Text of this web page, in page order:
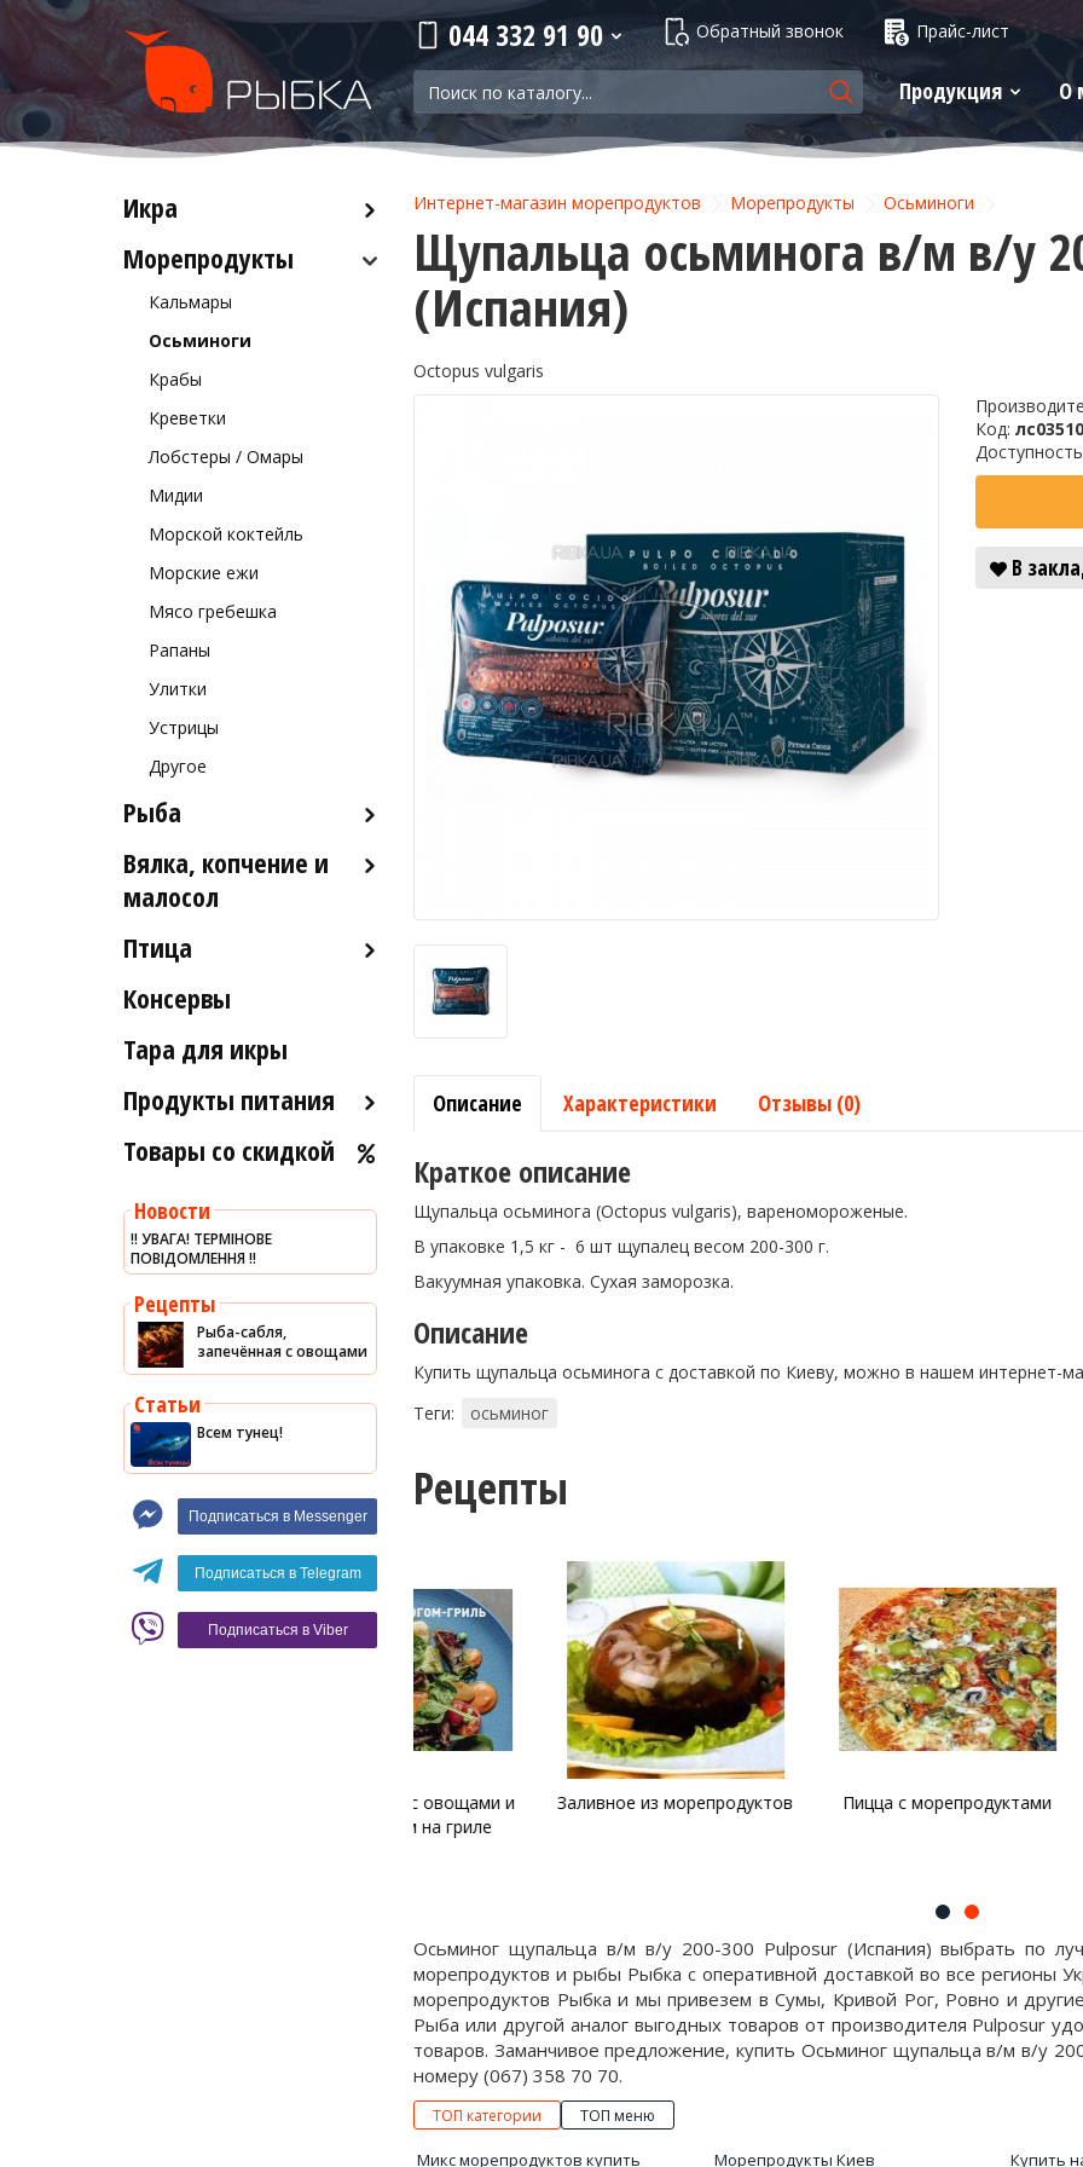
044 332 91 90 Обратный звонок Прайс-лист
Продукция О
Икра
Красная икра
Морепродукты
Кальмары
Осьминоги
Крабы
Креветки
Лобстеры / Омары
Мидии
Морской коктейль
Морские ежи
Мясо гребешка
Рапаны
Улитки
Устрицы
Другое
Рыба
Рыба деликатесных сортов
Рыба столовых сортов
Вялка, копчение и
малосол
Икра вяленая
Рыба слабосоленая
Рыба холодного и
Птица
Индейка
Консервы
Тара для икры
Продукты питания
Оливковое масло
Уксус
Сыры
Соусы
Сладости
Рис
Оливки
Мясные изделия
Вино
Белое вино
Красное вино
Кофе
Blaser
Товары со скидкой
Новости
‼️ УВАГА! ТЕРМІНОВЕ
ПОВІДОМЛЕННЯ ‼️
Рецепты
Рыба-сабля,
запечённая с овощами
Статьи
Всем тунец!
Подписаться в Messenger
Подписаться в Telegram
Подписаться в Viber
Интернет-магазин морепродуктов Морепродукты Осьминоги
Щупальца осьминога в/м в/у
(Испания)
Octopus vulgaris
Код: лс03510
В
Описание Характеристики Отзывы (0)
Краткое описание
Щупальца осьминога (Octopus vulgaris), вареномороженые.
В упаковке 1,5 кг - 6 шт щупалец весом 200-300 г.
Вакуумная упаковка. Сухая заморозка.
Описание
Купить щупальца осьминога с доставкой по Киеву, можно в нашем интернет-
Теги:
осьминог
Рецепты
Заливное из морепродуктов Пицца с морепродуктами Салат
Осьминог щупальца в/м в/у 200-300 Pulposur (Испания) выбрать по
морепродуктов и рыбы Рыбка с оперативной доставкой во все регионы
морепродуктов Рыбка и мы привезем в Сумы, Кривой Рог, Ровно и
Рыба или другой аналог выгодных товаров от производителя Pulposur
товаров. Заманчивое предложение, купить Осьминог щупальца в/м в/у
номеру (067) 358 70 70.
ТОП категории ТОП меню
Микс морепродуктов купить Морепродукты Киев Купить